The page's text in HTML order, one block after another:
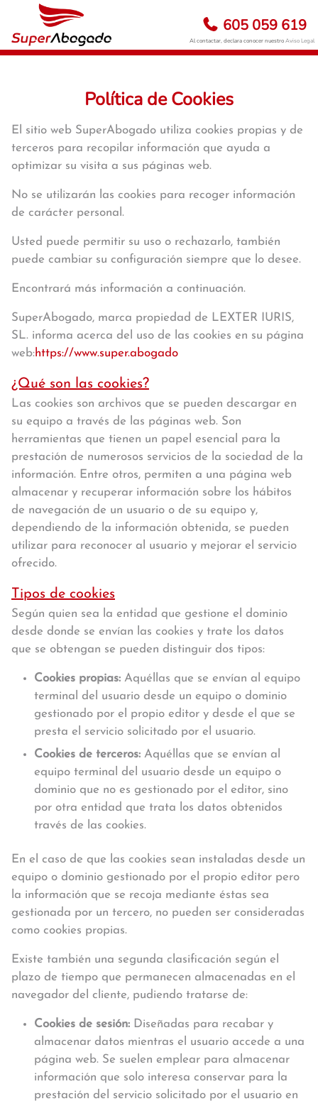
605 059 619
Al contactar, declara conocer nuestroAviso Legal
Política de Cookies
El sitio web SuperAbogado utiliza cookies propias y de
terceros para recopilar información que ayuda a
optimizar su visita a sus páginas web.
No se utilizarán las cookies para recoger información
de carácter personal.
Usted puede permitir su uso o rechazarlo, también
puede cambiar su configuración siempre que lo desee.
Encontrará más información a continuación.
SuperAbogado, marca propiedad de LEXTER IURIS,
SL. informa acerca del uso de las cookies en su página
web:https://www.super.abogado
¿Qué son las cookies?
Las cookies son archivos que se pueden descargar en
su equipo a través de las páginas web. Son
herramientas que tienen un papel esencial para la
prestación de numerosos servicios de la sociedad de la
información. Entre otros, permiten a una página web
almacenar y recuperar información sobre los hábitos
de navegación de un usuario o de su equipo y,
dependiendo de la información obtenida, se pueden
utilizar para reconocer al usuario y mejorar el servicio
ofrecido.
Tipos de cookies
Según quien sea la entidad que gestione el dominio
desde donde se envían las cookies y trate los datos
que se obtengan se pueden distinguir dos tipos:
Cookies propias: Aquéllas que se envían al equipo
terminal del usuario desde un equipo o dominio
gestionado por el propio editor y desde el que se
presta el servicio solicitado por el usuario.
Cookies de terceros: Aquéllas que se envían al
equipo terminal del usuario desde un equipo o
dominio que no es gestionado por el editor, sino
por otra entidad que trata los datos obtenidos
través de las cookies.
En el caso de que las cookies sean instaladas desde un
equipo o dominio gestionado por el propio editor pero
la información que se recoja mediante éstas sea
gestionada por un tercero, no pueden ser consideradas
como cookies propias.
Existe también una segunda clasificación según el
plazo de tiempo que permanecen almacenadas en el
navegador del cliente, pudiendo tratarse de:
Cookies de sesión: Diseñadas para recabar y
almacenar datos mientras el usuario accede a una
página web. Se suelen emplear para almacenar
información que solo interesa conservar para la
prestación del servicio solicitado por el usuario en